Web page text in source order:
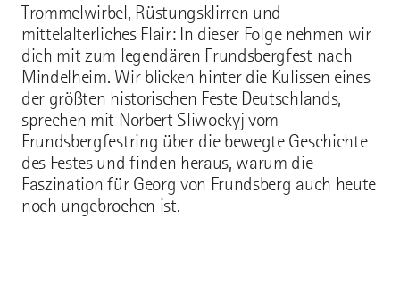
Trommelwirbel, Rüstungsklirren und
mittelalterliches Flair: In dieser Folge nehmen wir
dich mit zum legendären Frundsbergfest nach
Mindelheim. Wir blicken hinter die Kulissen eines
der größten historischen Feste Deutschlands,
sprechen mit Norbert Sliwockyj vom
Frundsbergfestring über die bewegte Geschichte
des Festes und finden heraus, warum die
Faszination für Georg von Frundsberg auch heute
noch ungebrochen ist.